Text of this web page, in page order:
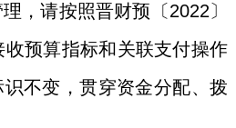
，请按照晋财预 〔2022〕
预算指标和关联支付操作
不变，贯穿资金分配、拨